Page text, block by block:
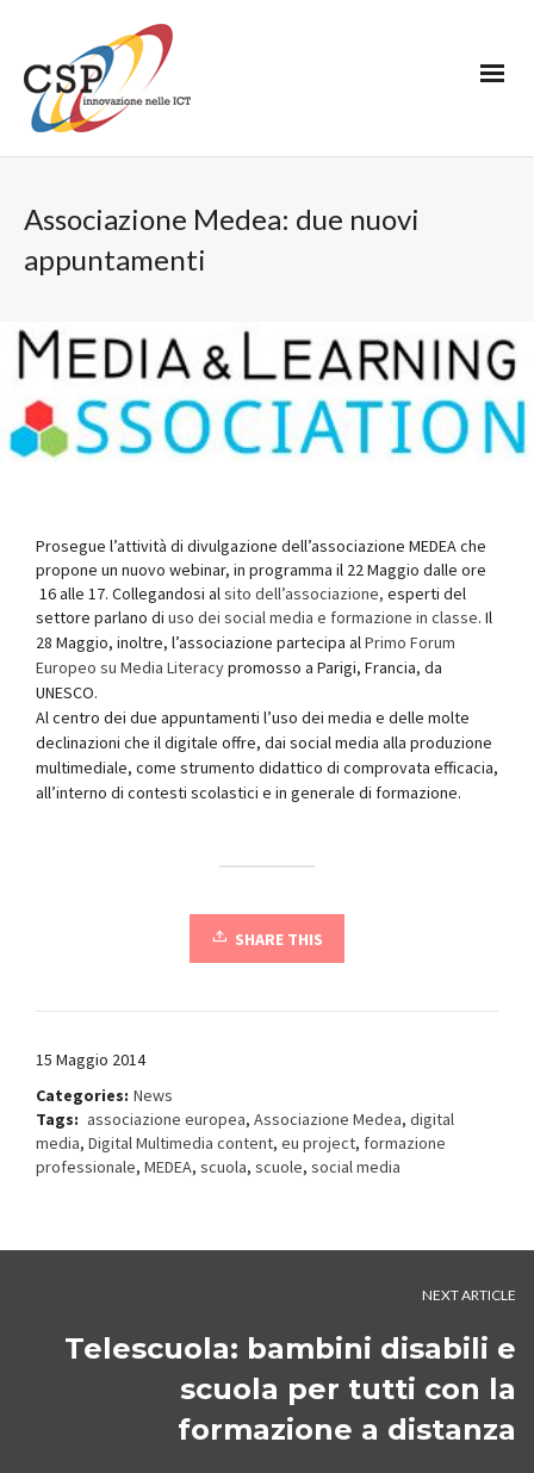
Associazione Medea: due nuovi
appuntamenti
Prosegue l’attività di divulgazione dell’associazione MEDEA che
propone un nuovo webinar, in programma il 22 Maggio dalle ore
16 alle 17. Collegandosi alsito dell’associazione, esperti del
settore parlano di uso dei social media e formazione in classe. Il
28 Maggio, inoltre, l’associazione partecipa alPrimo Forum
Europeo su Media Literacypromosso a Parigi, Francia, da
UNESCO.
Al centro dei due appuntamenti l’uso dei media e delle molte
declinazioni che il digitale offre, dai social media alla produzione
multimediale, come strumento didattico di comprovata efficacia,
all’interno di contesti scolastici e in generale di formazione.
SHARE THIS
15 Maggio 2014
Categories: News
Tags: associazione europea, Associazione Medea, digital
media, Digital Multimedia content, eu project, formazione
professionale, MEDEA, scuola, scuole, social media
NEXT ARTICLE
Telescuola: bambini disabili e
scuola per tutti con la
formazione a distanza